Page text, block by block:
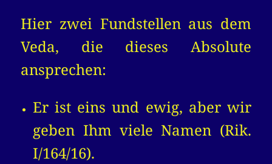
Hier zwei Fundstellen aus dem
Veda, die dieses Absolute
ansprechen:
Er ist eins und ewig, aber wir
geben Ihm viele Namen (Rik.
I/164/16).